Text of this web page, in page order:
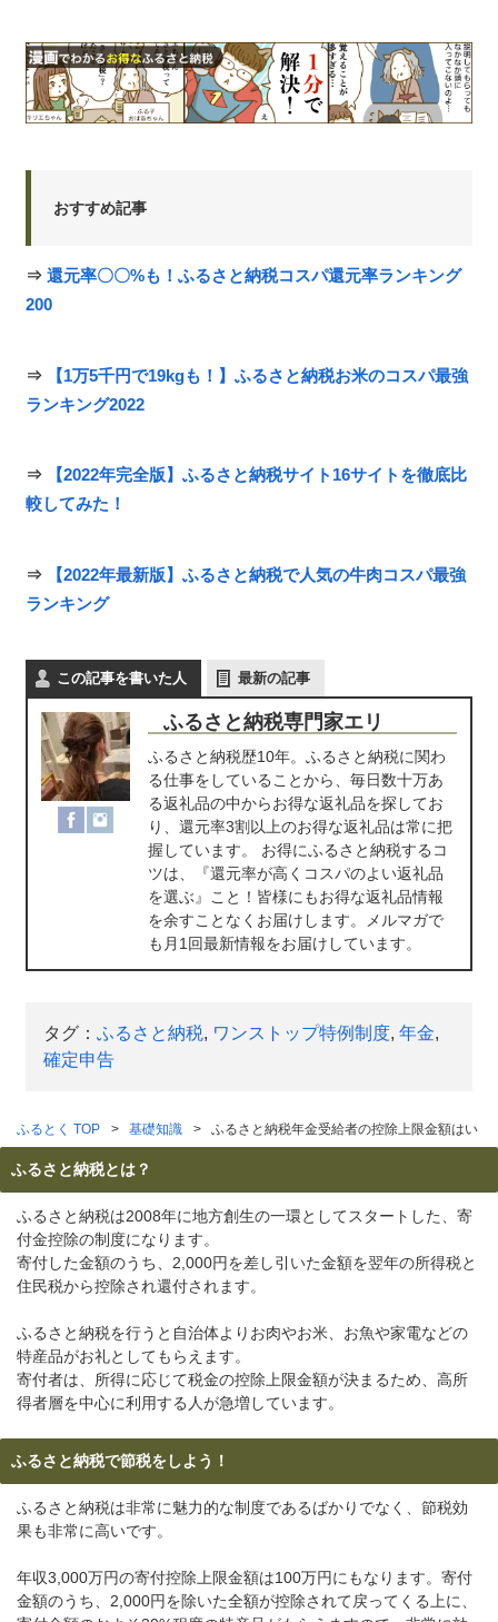
おすすめ記事
⇒ 還元率〇〇%も！ふるさと納税コスパ還元率ランキング
200
⇒
【1万5千円で19kgも！】ふるさと納税お米のコスパ最強
ランキング2022
⇒
【2022年完全版】ふるさと納税サイト16サイトを徹底比
較してみた！
⇒
【2022年最新版】ふるさと納税で人気の牛肉コスパ最強
ランキング
この記事を書いた人 最新の記事
ふるさと納税専門家エリ
ふるさと納税歴10年。ふるさと納税に関わ
る仕事をしていることから、毎日数十万あ
る返礼品の中からお得な返礼品を探してお
り、還元率3割以上のお得な返礼品は常に把
握しています。 お得にふるさと納税するコ
ツは、『還元率が高くコスパのよい返礼品
を選ぶ』こと！皆様にもお得な返礼品情報
を余すことなくお届けします。メルマガで
も月1回最新情報をお届けしています。
タグ： ふるさと納税, ワンストップ特例制度, 年金,
確定申告
ふるとく TOP 基礎知識 ふるさと納税年金受給者の控除上限金額はい
ふるさと納税とは？
ふるさと納税は2008年に地方創生の一環としてスタートした、寄
付金控除の制度になります。
寄付した金額のうち、2,000円を差し引いた金額を翌年の所得税と
住民税から控除され還付されます。
ふるさと納税を行うと自治体よりお肉やお米、お魚や家電などの
特産品がお礼としてもらえます。
寄付者は、所得に応じて税金の控除上限金額が決まるため、高所
得者層を中心に利用する人が急増しています。
ふるさと納税で節税をしよう！
ふるさと納税は非常に魅力的な制度であるばかりでなく、節税効
果も非常に高いです。
年収3,000万円の寄付控除上限金額は100万円にもなります。寄付
金額のうち、2,000円を除いた全額が控除されて戻ってくる上に、